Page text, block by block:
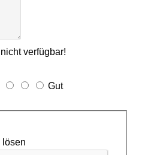
verfügbar!
Gut
lösen